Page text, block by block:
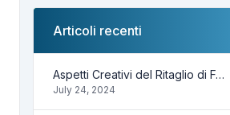
Articoli recenti
Aspetti Creativi del Ritaglio di Foto Online
July 24, 2024